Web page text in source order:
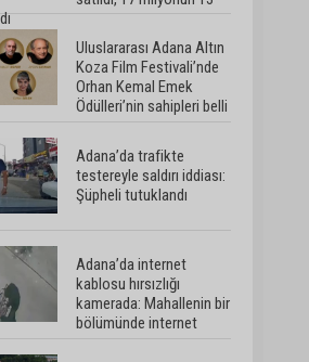
Uluslararası Adana Altın
Koza Film Festivali’nde
Orhan Kemal Emek
Ödülleri’nin sahipleri belli
Adana’da trafikte
testereyle saldırı iddiası:
Şüpheli tutuklandı
Adana’da internet
kablosu hırsızlığı
kamerada: Mahallenin bir
bölümünde internet